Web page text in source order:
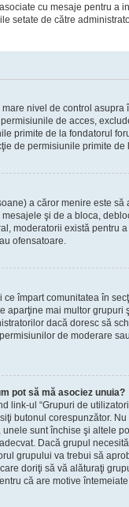
cu mesaje pentru a
setate de către
nivel de control asupra
de acces,
primite de la fondatorul
de permisiunile primite de
a căror menire este
şi de a bloca,
moderatorii există pentru
ofensatoare.
împart comunitatea în
aparţine mai multor grupuri
dacă doresc să
de moderare
pot să mă asociez unuia?
link-ul “Grupuri de
butonul corespunzător.
sunt închise şi altele
Dacă grupul
grupului va trebui să
doriţi să vă alăturaţi
că are motive